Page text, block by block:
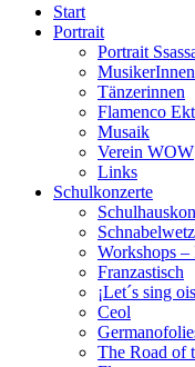
Start
Portrait
Portrait
MusikerInnen
Tänzerinnen
Flamenco
Musaik
Verein WOW
Links
Schulkonzerte
Workshops –
Franzastisch
¡Let´s sing
Ceol
The Road of